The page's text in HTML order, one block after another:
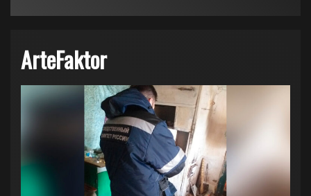
ArteFaktor